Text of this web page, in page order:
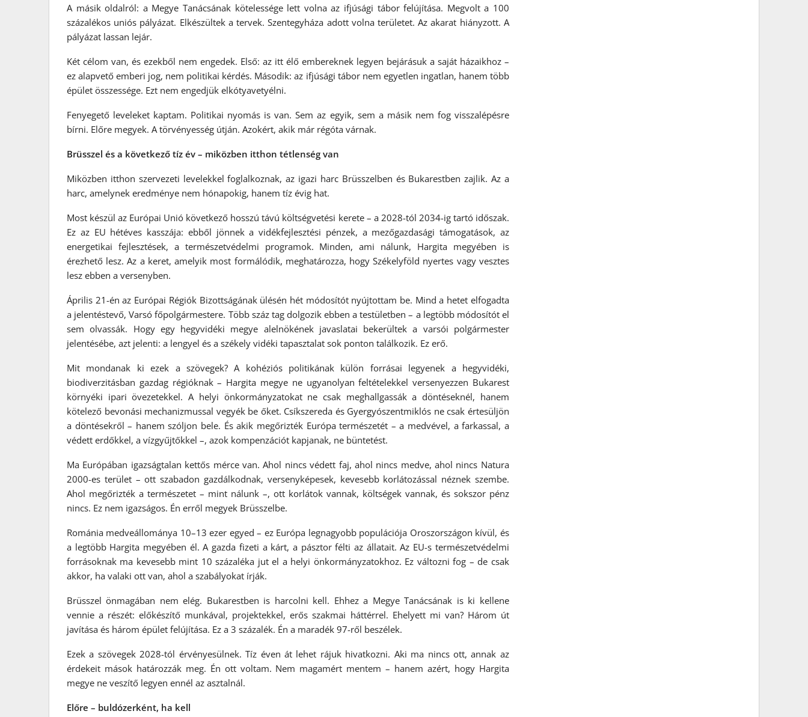
A másik oldalról: a Megye Tanácsának kötelessége lett volna az ifjúsági tábor felújítása. Megvolt a 100
százalékos uniós pályázat. Elkészültek a tervek. Szentegyháza adott volna területet. Az akarat hiányzott. A
pályázat lassan lejár.
Két célom van, és ezekből nem engedek. Első: az itt élő embereknek legyen bejárásuk a saját házaikhoz –
ez alapvető emberi jog, nem politikai kérdés. Második: az ifjúsági tábor nem egyetlen ingatlan, hanem több
épület összessége. Ezt nem engedjük elkótyavetyélni.
Fenyegető leveleket kaptam. Politikai nyomás is van. Sem az egyik, sem a másik nem fog visszalépésre
bírni. Előre megyek. A törvényesség útján. Azokért, akik már régóta várnak.
Brüsszel és a következő tíz év – miközben itthon tétlenség van
Miközben itthon szervezeti levelekkel foglalkoznak, az igazi harc Brüsszelben és Bukarestben zajlik. Az a
harc, amelynek eredménye nem hónapokig, hanem tíz évig hat.
Most készül az Európai Unió következő hosszú távú költségvetési kerete – a 2028-tól 2034-ig tartó időszak.
Ez az EU hétéves kasszája: ebből jönnek a vidékfejlesztési pénzek, a mezőgazdasági támogatások, az
energetikai fejlesztések, a természetvédelmi programok. Minden, ami nálunk, Hargita megyében is
érezhető lesz. Az a keret, amelyik most formálódik, meghatározza, hogy Székelyföld nyertes vagy vesztes
lesz ebben a versenyben.
Április 21-én az Európai Régiók Bizottságának ülésén hét módosítót nyújtottam be. Mind a hetet elfogadta
a jelentéstevő, Varsó főpolgármestere. Több száz tag dolgozik ebben a testületben – a legtöbb módosítót el
sem olvassák. Hogy egy hegyvidéki megye alelnökének javaslatai bekerültek a varsói polgármester
jelentésébe, azt jelenti: a lengyel és a székely vidéki tapasztalat sok ponton találkozik. Ez erő.
Mit mondanak ki ezek a szövegek? A kohéziós politikának külön forrásai legyenek a hegyvidéki,
biodiverzitásban gazdag régióknak – Hargita megye ne ugyanolyan feltételekkel versenyezzen Bukarest
környéki ipari övezetekkel. A helyi önkormányzatokat ne csak meghallgassák a döntéseknél, hanem
kötelező bevonási mechanizmussal vegyék be őket. Csíkszereda és Gyergyószentmiklós ne csak értesüljön
a döntésekről – hanem szóljon bele. És akik megőrizték Európa természetét – a medvével, a farkassal, a
védett erdőkkel, a vízgyűjtőkkel –, azok kompenzációt kapjanak, ne büntetést.
Ma Európában igazságtalan kettős mérce van. Ahol nincs védett faj, ahol nincs medve, ahol nincs Natura
2000-es terület – ott szabadon gazdálkodnak, versenyképesek, kevesebb korlátozással néznek szembe.
Ahol megőrizték a természetet – mint nálunk –, ott korlátok vannak, költségek vannak, és sokszor pénz
nincs. Ez nem igazságos. Én erről megyek Brüsszelbe.
Románia medveállománya 10–13 ezer egyed – ez Európa legnagyobb populációja Oroszországon kívül, és
a legtöbb Hargita megyében él. A gazda fizeti a kárt, a pásztor félti az állatait. Az EU-s természetvédelmi
forrásoknak ma kevesebb mint 10 százaléka jut el a helyi önkormányzatokhoz. Ez változni fog – de csak
akkor, ha valaki ott van, ahol a szabályokat írják.
Brüsszel önmagában nem elég. Bukarestben is harcolni kell. Ehhez a Megye Tanácsának is ki kellene
vennie a részét: előkészítő munkával, projektekkel, erős szakmai háttérrel. Ehelyett mi van? Három út
javítása és három épület felújítása. Ez a 3 százalék. Én a maradék 97-ről beszélek.
Ezek a szövegek 2028-tól érvényesülnek. Tíz éven át lehet rájuk hivatkozni. Aki ma nincs ott, annak az
érdekeit mások határozzák meg. Én ott voltam. Nem magamért mentem – hanem azért, hogy Hargita
megye ne veszítő legyen ennél az asztalnál.
Előre – buldózerként, ha kell